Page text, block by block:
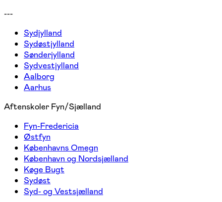
---
Sydjylland
Sydøstjylland
Sønderjylland
Sydvestjylland
Aalborg
Aarhus
Aftenskoler Fyn/Sjælland
Fyn-Fredericia
Østfyn
Københavns Omegn
København og Nordsjælland
Køge Bugt
Sydøst
Syd- og Vestsjælland